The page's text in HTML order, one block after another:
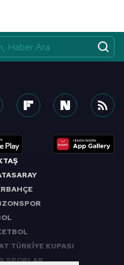
TÜRKİYE KUPASI
SPORLAR